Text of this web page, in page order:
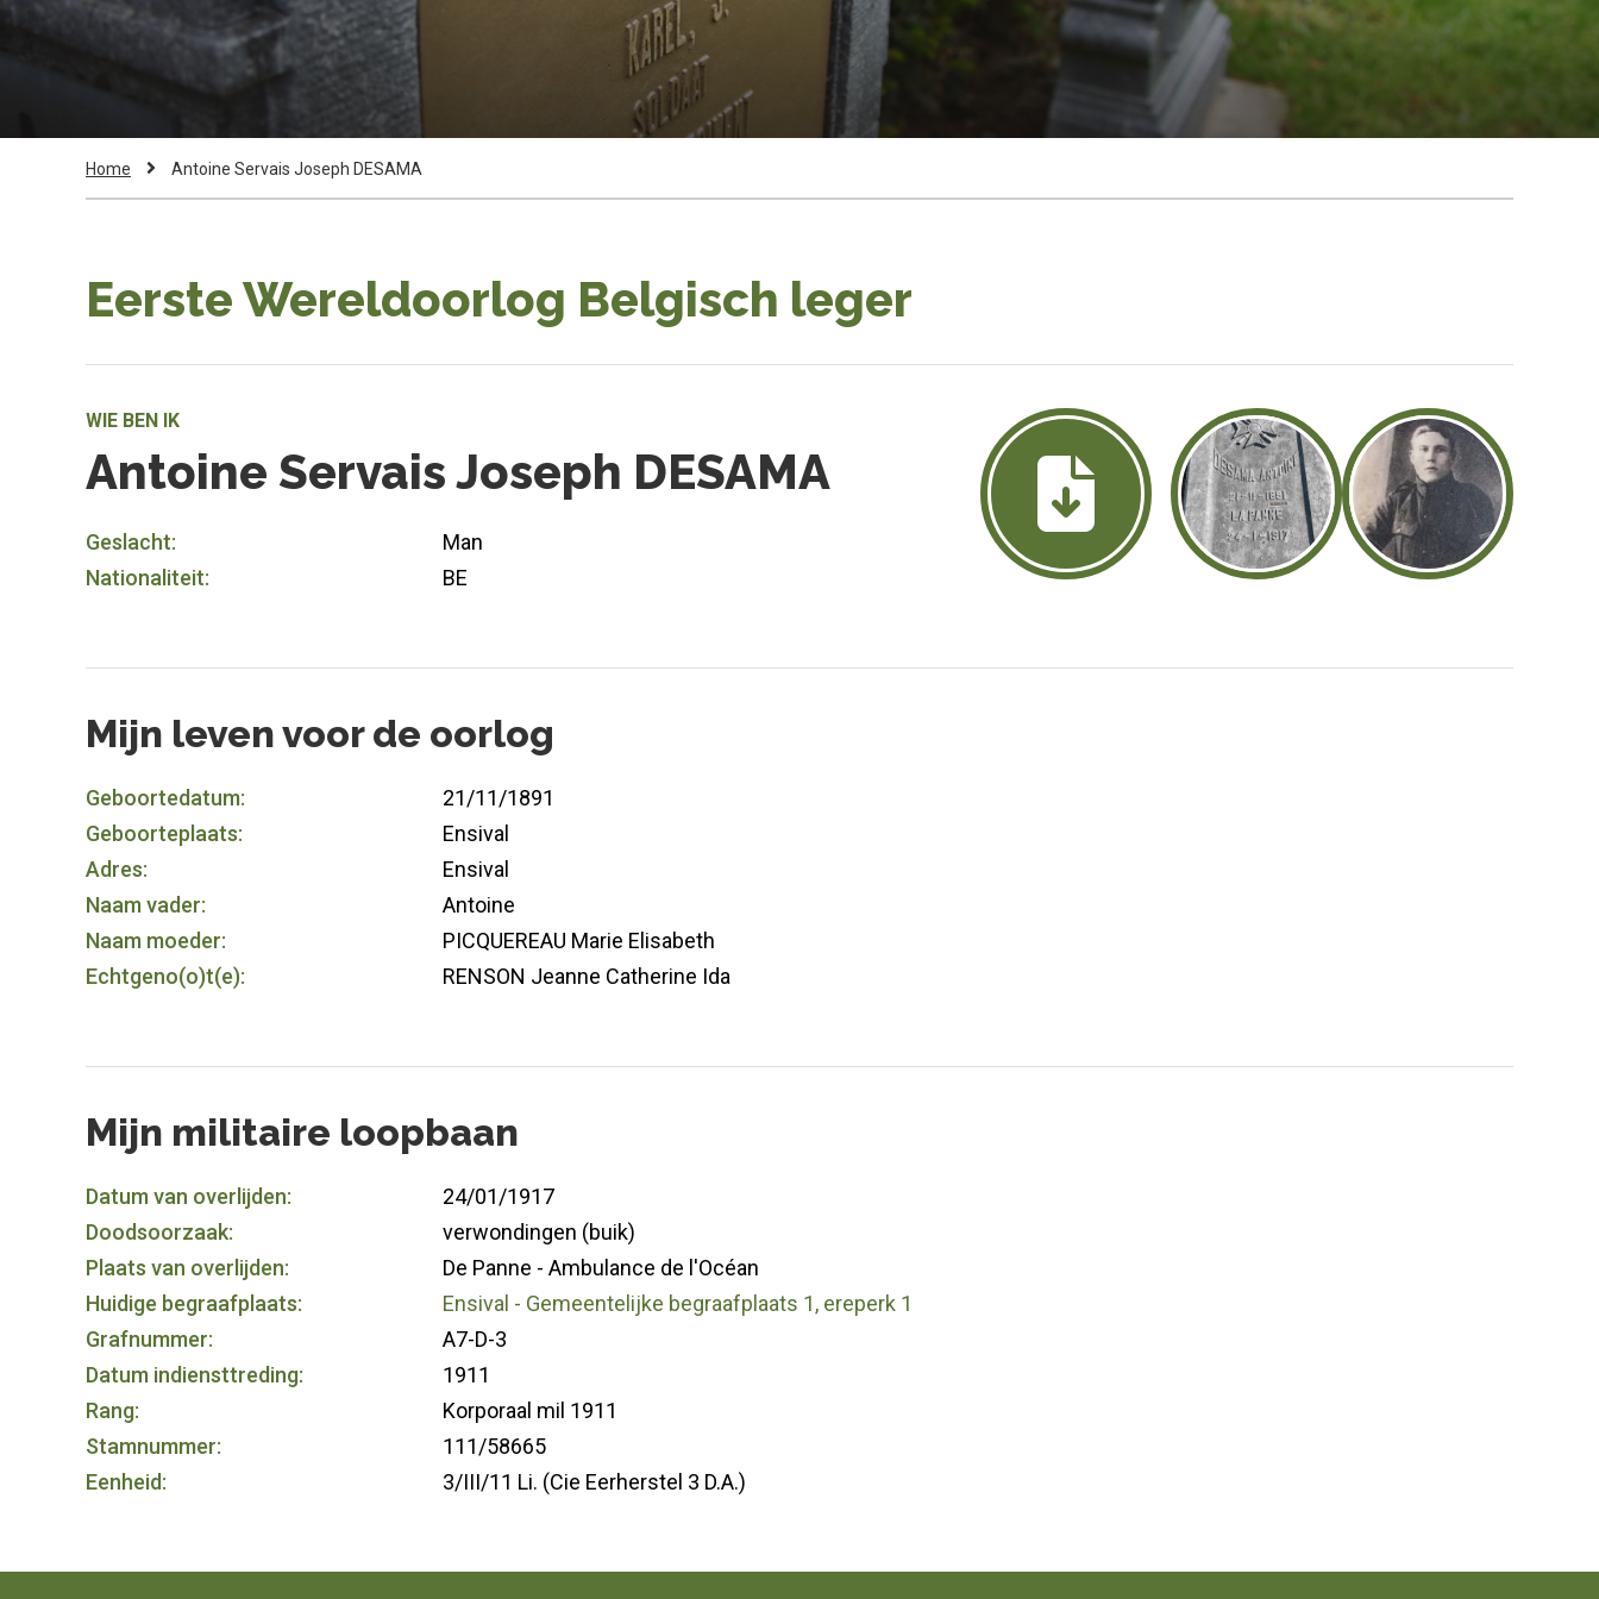
Kruimelpad
Home
Current
Antoine Servais Joseph DESAMA
Eerste Wereldoorlog Belgisch leger
WIE BEN IK
Antoine Servais Joseph DESAMA
Geslacht:
Man
Nationaliteit:
BE
Mijn leven voor de oorlog
Geboortedatum:
21/11/1891
Geboorteplaats:
Ensival
Adres:
Ensival
Naam vader:
Antoine
Naam moeder:
PICQUEREAU Marie Elisabeth
Echtgeno(o)t(e):
RENSON Jeanne Catherine Ida
Mijn militaire loopbaan
Datum van overlijden:
24/01/1917
Doodsoorzaak:
verwondingen (buik)
Plaats van overlijden:
De Panne - Ambulance de l'Océan
Huidige begraafplaats:
Ensival - Gemeentelijke begraafplaats 1, ereperk 1
Grafnummer:
A7-D-3
Datum indiensttreding:
1911
Rang:
Korporaal mil 1911
Stamnummer:
111/58665
Eenheid:
3/III/11 Li. (Cie Eerherstel 3 D.A.)